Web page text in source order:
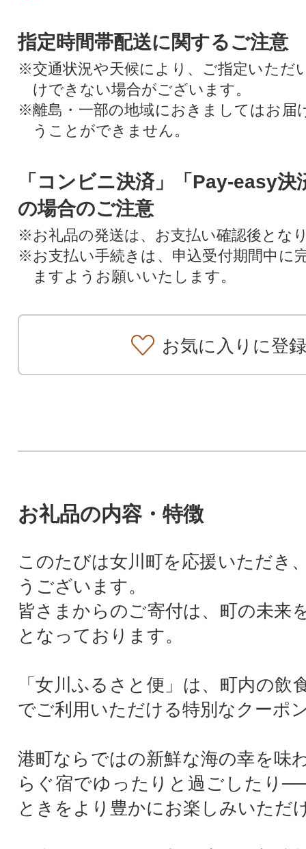
指定時間帯配送に関するご注意
※交通状況や天候により、ご指定いただ
けできない場合がございます。
※離島・一部の地域におきましてはお届
うことができません。
「コンビニ決済」「Pay-easy決
の場合のご注意
※お礼品の発送は、お支払い確認後とな
※お支払い手続きは、申込受付期間中に
ますようお願いいたします。
お気に入りに登録
お礼品の内容・特徴
このたびは女川町を応援いただき
うございます。
皆さまからのご寄付は、町の未来
となっております。
「女川ふるさと便」は、町内の飲
でご利用いただける特別なクーポ
港町ならではの新鮮な海の幸を味
らぐ宿でゆったりと過ごしたり
ときをより豊かにお楽しみいただ